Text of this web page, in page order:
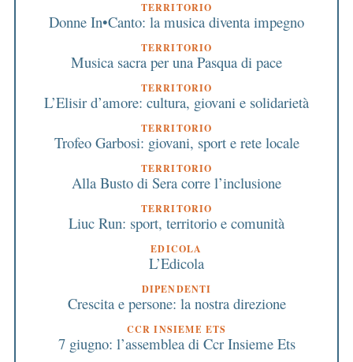
TERRITORIO
Donne In•Canto: la musica diventa impegno
TERRITORIO
Musica sacra per una Pasqua di pace
TERRITORIO
L’Elisir d’amore: cultura, giovani e solidarietà
TERRITORIO
Trofeo Garbosi: giovani, sport e rete locale
TERRITORIO
Alla Busto di Sera corre l’inclusione
TERRITORIO
Liuc Run: sport, territorio e comunità
EDICOLA
L’Edicola
DIPENDENTI
Crescita e persone: la nostra direzione
CCR INSIEME ETS
7 giugno: l’assemblea di Ccr Insieme Ets